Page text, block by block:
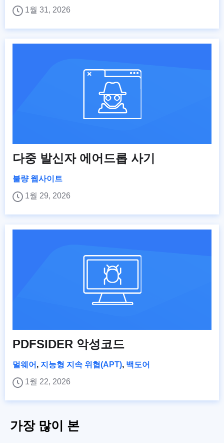
1월 31, 2026
다중 발신자 에어드롭 사기
불량 웹사이트
1월 29, 2026
PDFSIDER 악성코드
멀웨어 , 지능형 지속 위협(APT), 백도어
1월 22, 2026
가장 많이 본